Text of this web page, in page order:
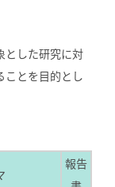
とした研究に対
ことを目的とし
報告